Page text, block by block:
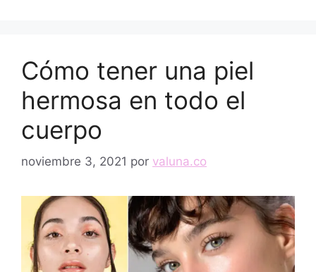
Cómo tener una piel
hermosa en todo el
cuerpo
noviembre 3, 2021 por valuna.co